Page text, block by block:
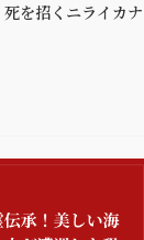
を招くニライカナ